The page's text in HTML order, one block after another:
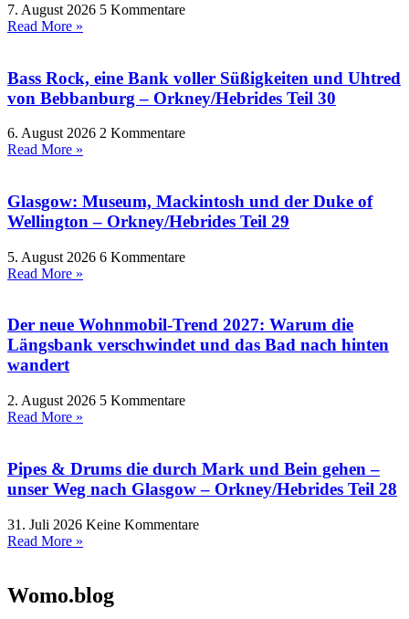
7. August 2026 5 Kommentare
Read More »
Bass Rock, eine Bank voller Süßigkeiten und Uhtred
von Bebbanburg – Orkney/Hebrides Teil 30
6. August 2026 2 Kommentare
Read More »
Glasgow: Museum, Mackintosh und der Duke of
Wellington – Orkney/Hebrides Teil 29
5. August 2026 6 Kommentare
Read More »
Der neue Wohnmobil-Trend 2027: Warum die
Längsbank verschwindet und das Bad nach hinten
wandert
2. August 2026 5 Kommentare
Read More »
Pipes & Drums die durch Mark und Bein gehen –
unser Weg nach Glasgow – Orkney/Hebrides Teil 28
31. Juli 2026 Keine Kommentare
Read More »
Womo.blog